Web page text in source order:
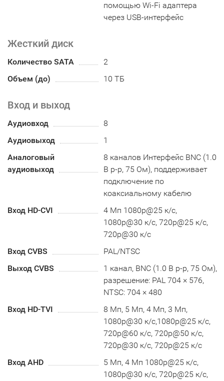
помощью Wi-Fi адаптера
через USB-интерфейс
Жесткий диск
Количество SATA
2
Объем (до)
10 ТБ
Вход и выход
Аудиовход
8
Аудиовыход
1
Аналоговый
аудиовыход
8 каналов Интерфейс BNC (1.0
В p-p, 75 Ом), поддерживает
подключение по
коаксиальному кабелю
Вход HD-CVI
4 Мп 1080p@25 к/с,
1080p@30 к/с, 720p@25 к/с,
720p@30 к/с
Вход CVBS
PAL/NTSC
Выход CVBS
1 канал, BNC (1.0 В p-p, 75 Ом),
разрешение: PAL 704 × 576,
NTSC: 704 × 480
Вход HD-TVI
8 Мп, 5 Мп, 4 Мп, 3 Мп,
1080p@30 к/с,1080p@25 к/с,
720p@60 к/с, 720p@50 к/с,
720p@30 к/с, 720p@25 к/с
Вход AHD
5 Мп, 4 Мп 1080p@25 к/с,
1080p@30 к/с, 720p@25 к/с,